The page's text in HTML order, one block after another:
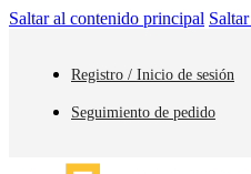
Saltar al contenido principal
Registro / Inicio de sesión
Seguimiento de pedido